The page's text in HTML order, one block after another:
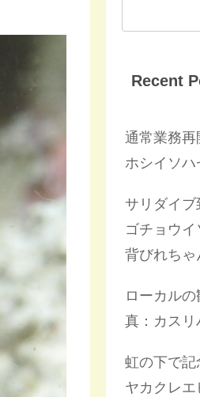
Recent
通常業務再
ホシイソ
サリダイブ
ゴチョウ
背びれちゃ
ローカル
真：カスリ
虹の下で記
ヤカクレエ